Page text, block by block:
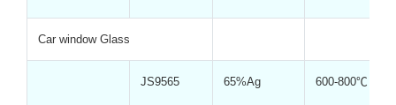
Car window Glass
JS9565 65%Ag 600-800℃